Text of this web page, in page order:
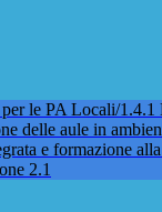
le PA Locali/
delle aule in
e formazione
2.1